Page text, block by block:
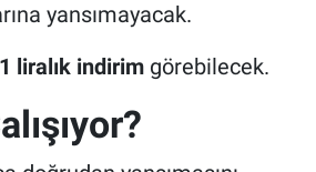
yansımayacak.
1 liralık indirimgörebilecek.